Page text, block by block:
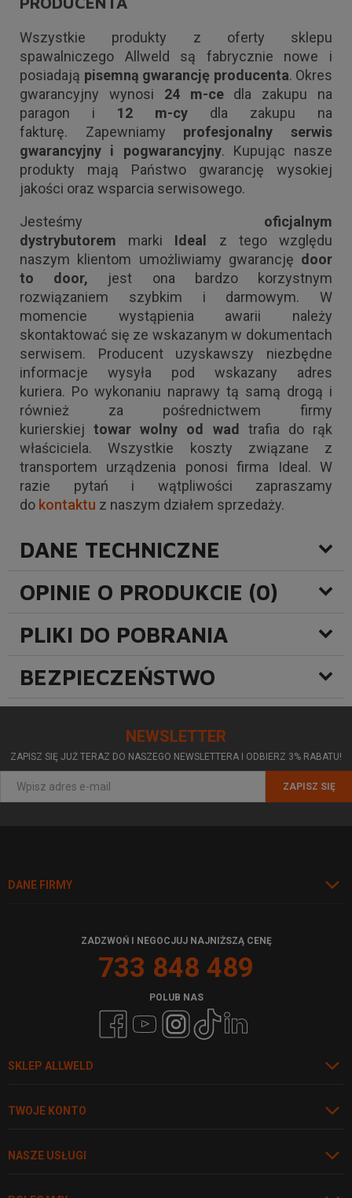
Wszystkie produkty z oferty sklepu
spawalniczego Allweld są fabrycznie nowe i
posiadają pisemną gwarancję producenta. Okres
gwarancyjny wynosi 24 m-cedla zakupu na
paragon i 12 m-cy dla zakupu na
fakturę. Zapewniamy profesjonalny serwis
gwarancyjny i pogwarancyjny. Kupując nasze
produkty mają Państwo gwarancję wysokiej
jakości oraz wsparcia serwisowego.
Jesteśmy oficjalnym
dystrybutorem marki Ideal z tego względu
naszym klientom umożliwiamy gwarancję door
to door, jest ona bardzo korzystnym
rozwiązaniem szybkim i darmowym. W
momencie wystąpienia awarii należy
skontaktować się ze wskazanym w dokumentach
serwisem. Producent uzyskawszy niezbędne
informacje wysyła pod wskazany adres
kuriera. Po wykonaniu naprawy tą samą drogą i
również za pośrednictwem firmy
kurierskiejtowar wolny od wad trafia do rąk
właściciela. Wszystkie koszty związane z
transportem urządzenia ponosi firma Ideal. W
razie pytań i wątpliwości zapraszamy
do kontaktu z naszym działem sprzedaży.
DANE TECHNICZNE
OPINIE O PRODUKCIE (0)
PLIKI DO POBRANIA
BEZPIECZEŃSTWO
NEWSLETTER
ZAPISZ SIĘ JUŻ TERAZ DO NASZEGO NEWSLETTERA I ODBIERZ 3% RABATU!
ZAPISZ SIĘ
DANE FIRMY
SKLEP ALLWELD
TWOJE KONTO
NASZE USŁUGI
ZADZWOŃ I NEGOCJUJ NAJNIŻSZĄ CENĘ
733 848 489
POLUB NAS